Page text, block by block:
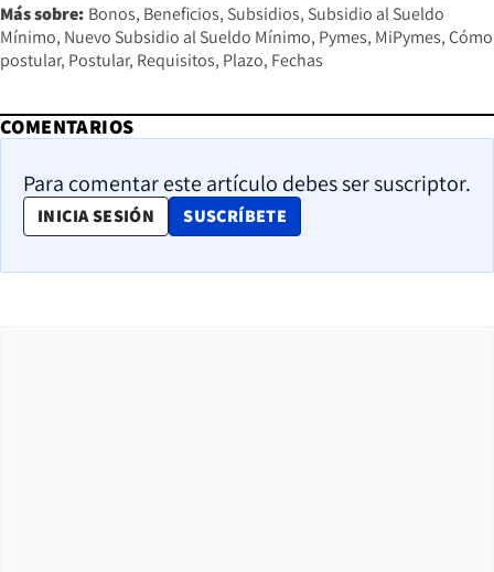
Más sobre: Bonos Beneficios Subsidios Subsidio al Sueldo
Mínimo Nuevo Subsidio al Sueldo Mínimo Pymes MiPymes Cómo
postular Postular Requisitos Plazo Fechas
COMENTARIOS
Para comentar este artículo debes ser suscriptor.
INICIA SESIÓN SUSCRÍBETE
OPENS IN NEW WINDOW